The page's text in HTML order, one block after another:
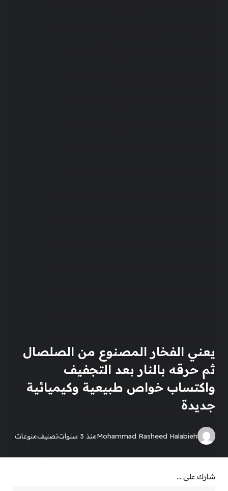
يعني الفخار المصنوع من الصلصال
ثم حرقه بالنار بعد التجفيف
واكتساب خواص طبيعية وكيميائية
جديدة
Mohammad Rasheed Halabiehمنذ 3 سنوات تصنيفمنوعات
شارك على ...